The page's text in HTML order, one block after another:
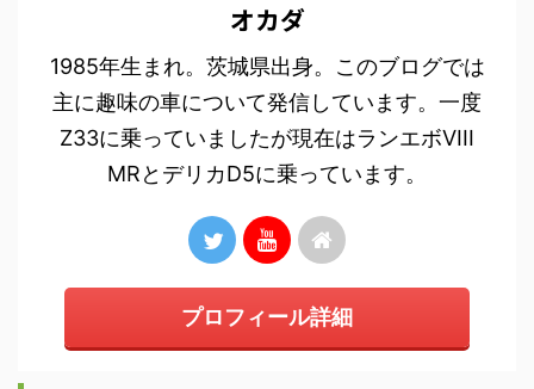
オカダ
1985年生まれ。茨城県出身。このブログでは
主に趣味の車について発信しています。一度
Z33に乗っていましたが現在はランエボVIII
MRとデリカD5に乗っています。
プロフィール詳細